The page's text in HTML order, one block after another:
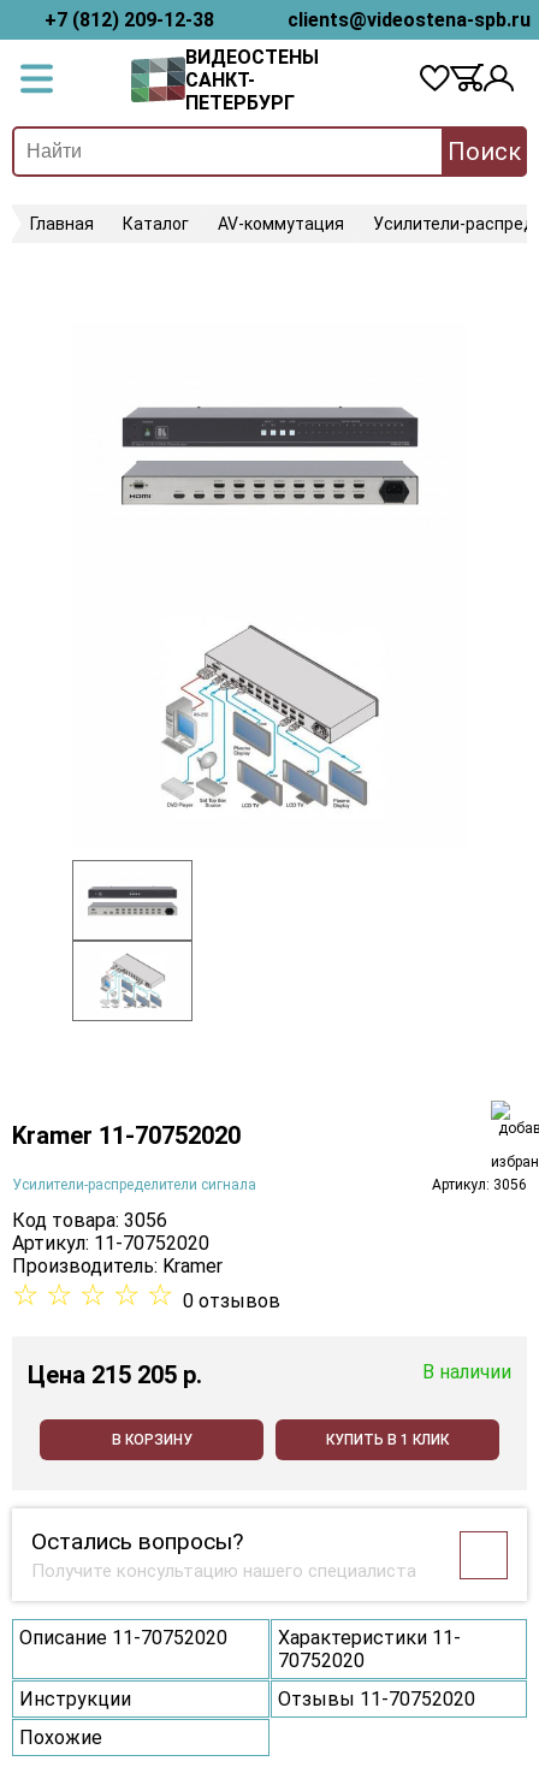
+7 (812) 209-12-38
clients@videostena-spb.ru
ВИДЕОСТЕНЫ
САНКТ-
ПЕТЕРБУРГ
Поиск
Главная Каталог AV-коммутация Усилители-
Kramer 11-70752020
Усилители-распределители сигнала Артикул: 3056
Код товара: 3056
Артикул: 11-70752020
Производитель: Kramer
☆ ☆ ☆ ☆ ☆ 0 отзывов
Цена 215 205 p. В наличии
В КОРЗИНУ КУПИТЬ В 1 КЛИК
Остались вопросы?
Получите консультацию нашего специалиста
Описание 11-70752020
Характеристики 11-
70752020
Инструкции
Отзывы 11-70752020
Похожие